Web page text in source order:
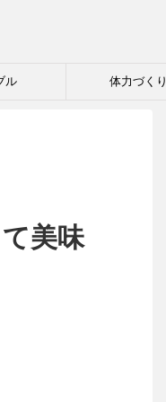
ル 体力づくり
美味